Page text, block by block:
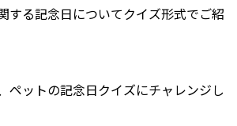
する記念日についてクイズ形式でご紹
ペットの記念日クイズにチャレンジし